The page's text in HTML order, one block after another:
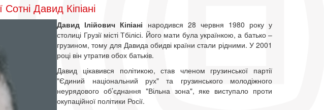
Давид Кіпіані
Давид Ілійович Кіпіані народився 28 червня 1980 року у
столиці Грузії місті Тбілісі. Його мати була українкою, а батько –
грузином, тому для Давида обидві країни стали рідними. У 2001
році він утратив обох батьків.
Давид цікавився політикою, став членом грузинської партії
"Єдиний національний рух" та грузинського молодіжного
неурядового об’єднання "Вільна зона", яке виступало проти
окупаційної політики Росії.